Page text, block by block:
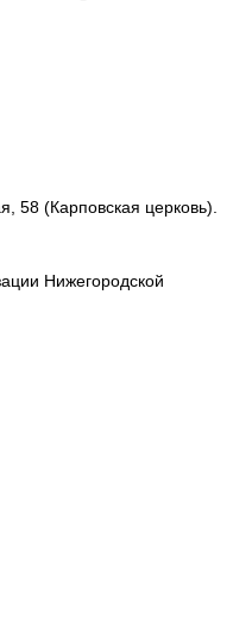
58 (Карповская церковь).
Нижегородской